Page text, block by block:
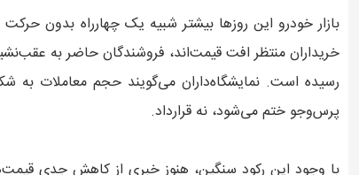
بازار خودرو این روزها بیشتر شبیه یک چهارراه بدون
خریداران منتظر افت قیمت‌اند، فروشندگان حاضر به
رسیده است. نمایشگاه‌داران می‌گویند حجم معاملات
پرس‌وجو ختم می‌شود، نه قرارداد.
با وجود این رکود سنگین، هنوز خبری از کاهش جدی